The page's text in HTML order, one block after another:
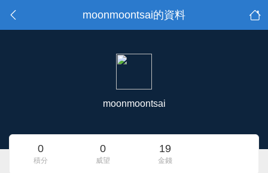
moonmoontsai的資料
moonmoontsai
0
積分
0
威望
19
金錢